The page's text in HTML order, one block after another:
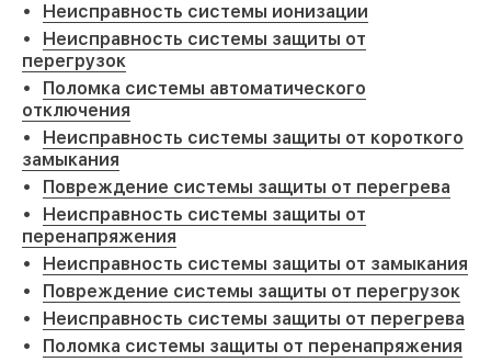
Неисправность системы ионизации
Неисправность системы защиты от
перегрузок
Поломка системы автоматического
отключения
Неисправность системы защиты от короткого
замыкания
Повреждение системы защиты от перегрева
Неисправность системы защиты от
перенапряжения
Неисправность системы защиты от замыкания
Повреждение системы защиты от перегрузок
Неисправность системы защиты от перегрева
Поломка системы защиты от перенапряжения